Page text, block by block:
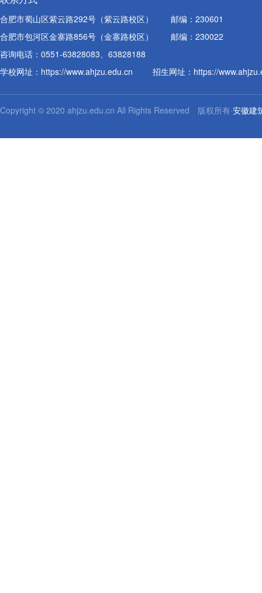
合肥市蜀山区紫云路292号（紫云路校区）
邮编：230601
合肥市包河区金寨路856号（金寨路校区）
邮编：230022
咨询电话：0551-63828083、63828188
学校网址： https://www.ahjzu.edu.cn 招生网址： https://
Copyright © 2020 ahjzu.edu.cn All Rights Reserved 版权所有·安徽建